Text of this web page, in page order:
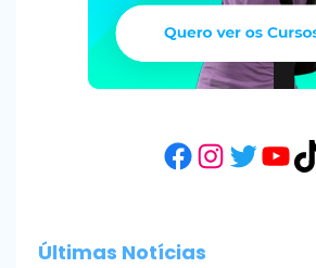
Facebook
Twitter
Últimas Notícias